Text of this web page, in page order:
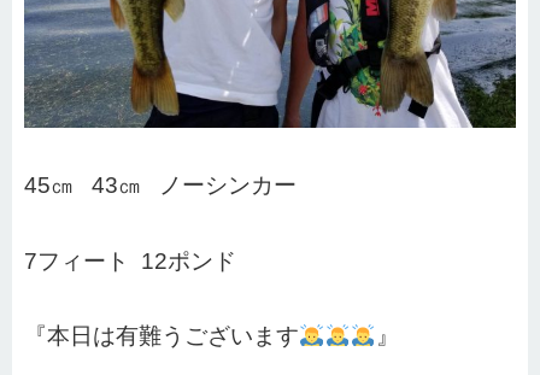
45㎝ 43㎝ ノーシンカー
7フィート 12ポンド
『本日は有難うございます 』